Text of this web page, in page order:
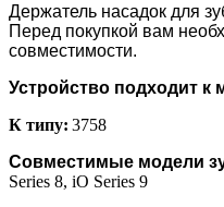
Держатель насадок для
Перед покупкой вам
совместимости.
Устройство подходит к
К типу: 3758
Совместимые модели
Series 8, iO Series 9